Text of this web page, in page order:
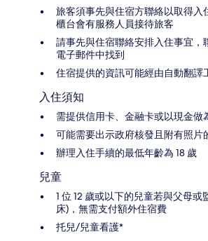
旅客須事先與住宿方聯絡以取得入
櫃台會有服務人員接待旅客
請事先與住宿聯絡安排入住事宜，
電子郵件中找到
住宿提供的資訊可能經由自動翻譯
入住須知
需提供信用卡、金融卡或以現金做
可能需要出示政府核發且附有照片
辦理入住手續的最低年齡為 18 歲
兒童
1 位 12 歲或以下的兒童若與父母或
床)，無需支付額外住宿費
托兒/兒童看護*